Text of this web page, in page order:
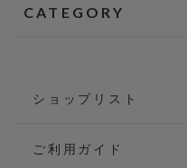
CATEGORY
ショップリスト
ご利用ガイド